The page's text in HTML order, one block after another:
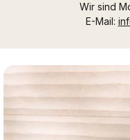
Wir sind
E-Mail: